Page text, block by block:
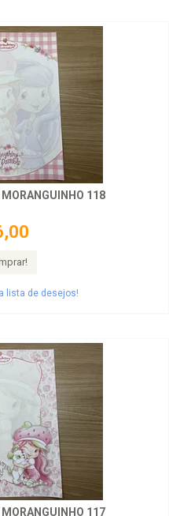
MORANGUINHO 118
lista de desejos!
MORANGUINHO 117